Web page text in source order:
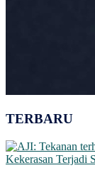
TERBARU